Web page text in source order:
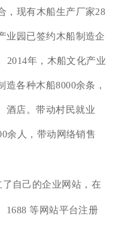
，现有木船生产厂家28
业园已签约木船制造企
2014年，木船文化产业
各种木船8000余条，
酒店。带动村民就业
余人，带动网络销售
自己的企业网站，在
1688 等网站平台注册